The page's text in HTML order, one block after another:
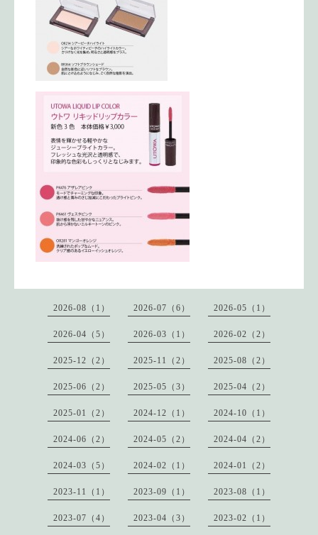
2026-08（1） 2026-07（6） 2026-05（1）
2026-04（5） 2026-03（1） 2026-02（2）
2025-12（2） 2025-11（2） 2025-08（2）
2025-06（2） 2025-05（3） 2025-04（2）
2025-01（2） 2024-12（1） 2024-10（1）
2024-06（2） 2024-05（2） 2024-04（2）
2024-03（5） 2024-02（1） 2024-01（2）
2023-11（1） 2023-09（1） 2023-08（1）
2023-07（4） 2023-04（3） 2023-02（1）